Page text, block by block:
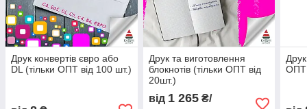
Друк конвертів євро або
DL (тільки ОПТ від 100 шт.)
Друк та виготовлення
блокнотів (тільки ОПТ від
20шт.)
від 1 265₴/
ОПТ